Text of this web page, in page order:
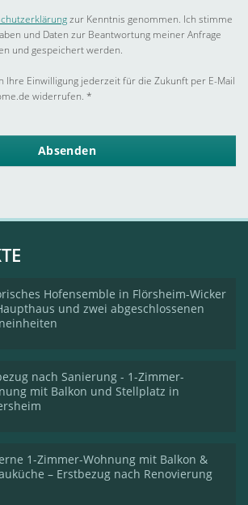
zur Kenntnis genommen. Ich stimme
und Daten zur Beantwortung meiner Anfrage
und gespeichert werden.
Ihre Einwilligung jederzeit für die Zukunft per E-Mail
widerrufen. *
Absenden
Hofensemble in Flörsheim-Wicker
und zwei abgeschlossenen
nach Sanierung - 1-Zimmer-
mit Balkon und Stellplatz in
1-Zimmer-Wohnung mit Balkon &
– Erstbezug nach Renovierung